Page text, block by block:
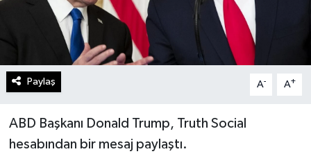
Paylaş A- A+
ABD Başkanı Donald Trump, Truth Social
hesabından bir mesaj paylaştı.